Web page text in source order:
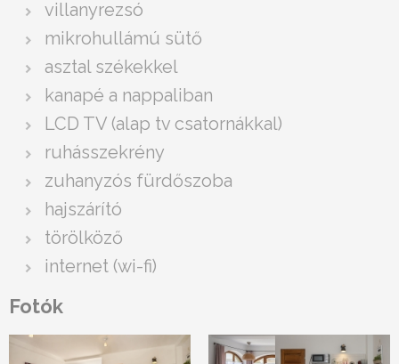
villanyrezsó
mikrohullámú sütő
asztal székekkel
kanapé a nappaliban
LCD TV (alap tv csatornákkal)
ruhásszekrény
zuhanyzós fürdőszoba
hajszárító
törölköző
internet (wi-fi)
Fotók